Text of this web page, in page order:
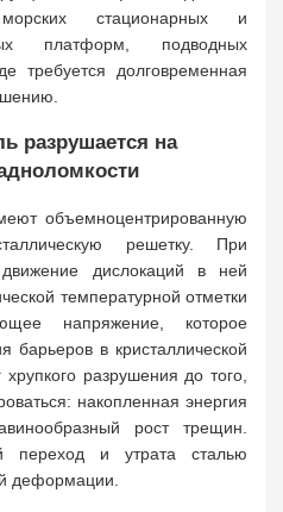
стационарных и
платформ, подводных
требуется долговременная
разрушается на
объемноцентрированную
решетку. При
дислокаций в ней
температурной отметки
напряжение, которое
барьеров в кристаллической
разрушения до того,
накопленная энергия
рост трещин.
переход и утрата сталью
деформации.